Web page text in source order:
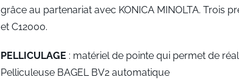
grâce au partenariat avec KONICA MINOLTA. Trois
et C12000.
PELLICULAGE : matériel de pointe qui permet de
Pelliculeuse BAGEL BV2 automatique